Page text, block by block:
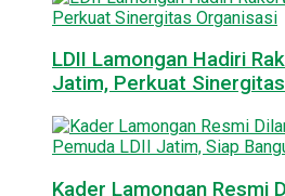
LDII Lamongan Hadiri
Jatim, Perkuat
Kader Lamongan Resmi